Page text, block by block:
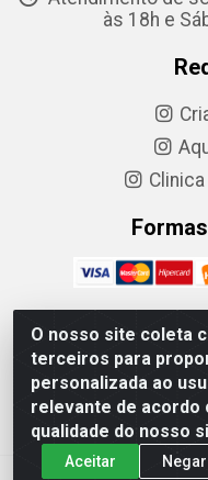
O nosso site coleta
terceiros para
personalizada ao
relevante de acordo
qualidade do nosso
Aceitar
às 18h e
Criativa Produtos
Azul, 1083 - Centro,